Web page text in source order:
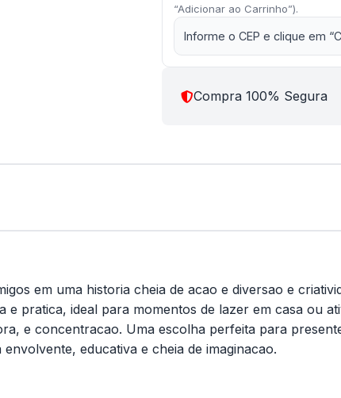
“Adicionar ao Carrinho”).
Informe o CEP e clique em
Compra 100% Segura
em uma historia cheia de acao e diversao e
pratica, ideal para momentos de lazer em casa ou
e concentracao. Uma escolha perfeita para
educativa e cheia de imaginacao.